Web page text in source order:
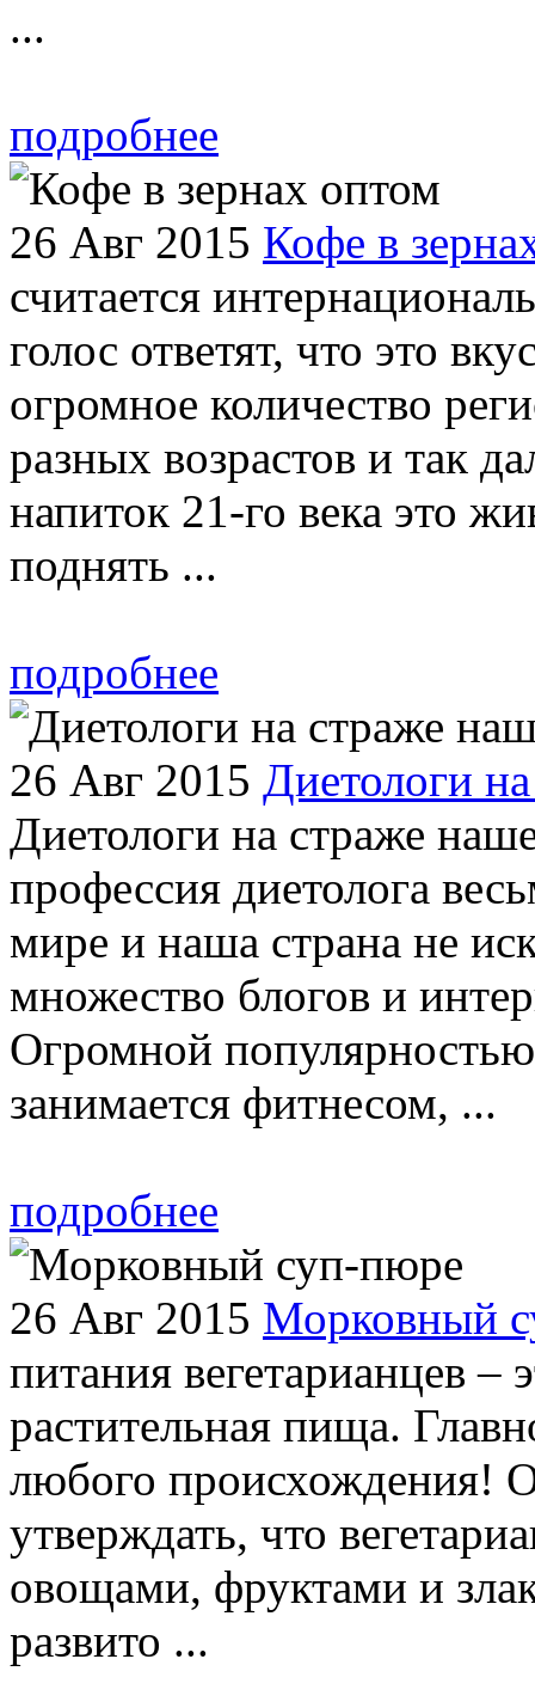
...
подробнее
26 Авг 2015 Кофе в
считается
голос ответят, что это
огромное количество
разных возрастов и так
напиток 21-го века это
поднять ...
подробнее
26 Авг 2015 Диетологи
Диетологи на страже
профессия диетолога
мире и наша страна не
множество блогов и
Огромной
занимается фитнесом, ...
подробнее
26 Авг 2015 Морковный
питания вегетарианцев –
растительная пища.
любого происхождения!
утверждать, что
овощами, фруктами и
развито ...